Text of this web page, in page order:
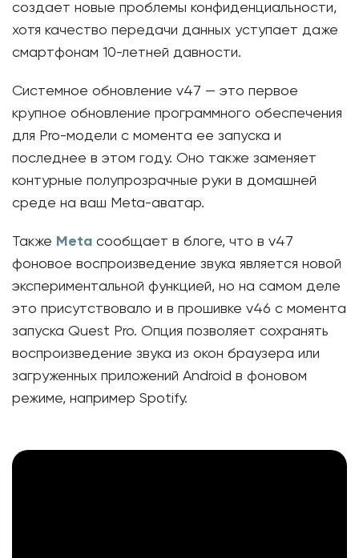
создает новые проблемы конфиденциальности,
хотя качество передачи данных уступает даже
смартфонам 10-летней давности.
Системное обновление v47 — это первое
крупное обновление программного обеспечения
для Pro-модели с момента ее запуска и
последнее в этом году. Оно также заменяет
контурные полупрозрачные руки в домашней
среде на ваш Meta-аватар.
Также Meta сообщает в блоге, что в v47
фоновое воспроизведение звука является новой
экспериментальной функцией, но на самом деле
это присутствовало и в прошивке v46 с момента
запуска Quest Pro. Опция позволяет сохранять
воспроизведение звука из окон браузера или
загруженных приложений Android в фоновом
режиме, например Spotify.